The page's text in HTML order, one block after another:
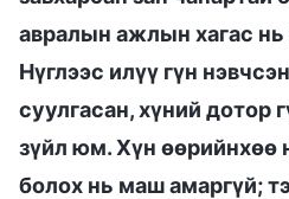
авралын ажлын хагас
Нүглээс илүү гүн
суулгасан, хүний дотор
зүйл юм. Хүн өөрийнхөө
болох нь маш амаргүй;